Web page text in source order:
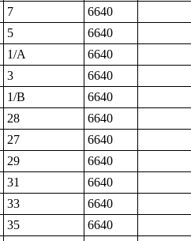
7
6640
5
6640
1/A
6640
3
6640
1/B
6640
28
6640
27
6640
29
6640
31
6640
33
6640
35
6640